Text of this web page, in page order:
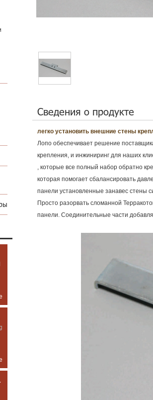
Architecture
Сведения о продукте
легко установить внешние стены
Лопо обеспечивает решение
крепления, и инжиниринг для наших
, которые все полный набор обратно
которая помогает сбалансировать
панели установленные занавес стены
Просто разорвать сломанной
панели. Соединительные части